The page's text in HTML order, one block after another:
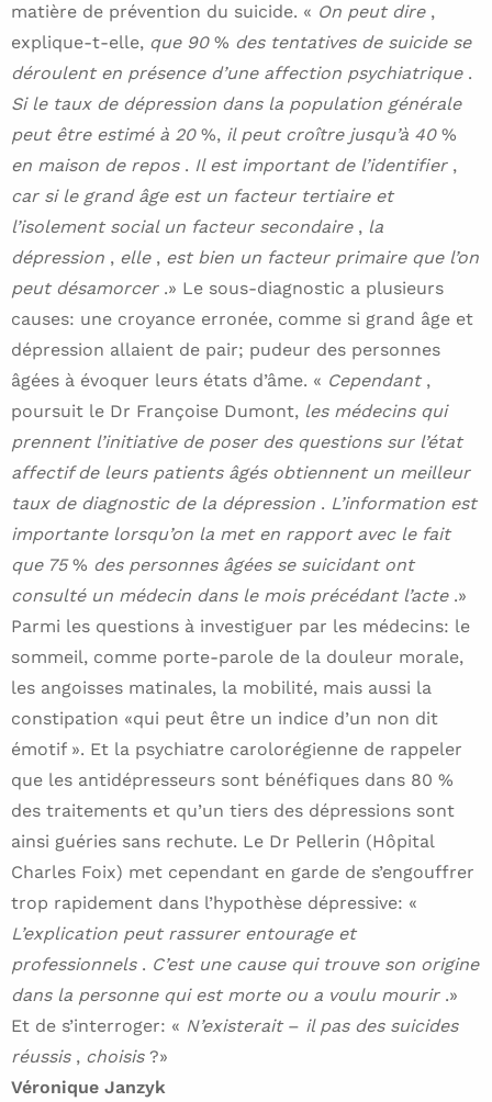
matière de prévention du suicide. « On peut dire ,
explique-t-elle, que 90 % des tentatives de suicide se
déroulent en présence d’une affection psychiatrique .
Si le taux de dépression dans la population générale
peut être estimé à 20 %, il peut croître jusqu’à 40 %
en maison de repos . Il est important de l’identifier ,
car si le grand âge est un facteur tertiaire et
l’isolement social un facteur secondaire , la
dépression , elle , est bien un facteur primaire que l’on
peut désamorcer .» Le sous-diagnostic a plusieurs
causes: une croyance erronée, comme si grand âge et
dépression allaient de pair; pudeur des personnes
âgées à évoquer leurs états d’âme. « Cependant ,
poursuit le Dr Françoise Dumont, les médecins qui
prennent l’initiative de poser des questions sur l’état
affectif de leurs patients âgés obtiennent un meilleur
taux de diagnostic de la dépression . L’information est
importante lorsqu’on la met en rapport avec le fait
que 75% des personnes âgées se suicidant ont
consulté un médecin dans le mois précédant l’acte .»
Parmi les questions à investiguer par les médecins: le
sommeil, comme porte-parole de la douleur morale,
les angoisses matinales, la mobilité, mais aussi la
constipation «qui peut être un indice d’un non dit
émotif ». Et la psychiatre carolorégienne de rappeler
que les antidépresseurs sont bénéfiques dans 80 %
des traitements et qu’un tiers des dépressions sont
ainsi guéries sans rechute. Le Dr Pellerin (Hôpital
Charles Foix) met cependant en garde de s’engouffrer
trop rapidement dans l’hypothèse dépressive: «
L’explication peut rassurer entourage et
professionnels . C’est une cause qui trouve son origine
dans la personne qui est morte ou a voulu mourir .»
Et de s’interroger: « N’existerait – il pas des suicides
réussis , choisis ?»
Véronique Janzyk